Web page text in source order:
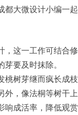
大微设计小编一起
这一工作可结合
要及时抹除。
树芽继而疯长成
，像法桐等树干
成活率，降低观赏